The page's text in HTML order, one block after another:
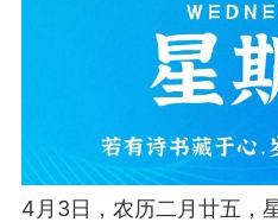
爆汗熊 卡卡动能素
4月3日，农历二月廿五，